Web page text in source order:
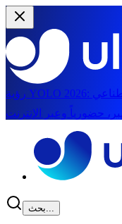
رؤية YOLO 2026:
بحث...